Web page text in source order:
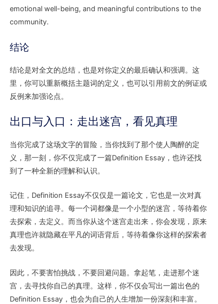
emotional well-being, and meaningful contributions to the
community.
结论
结论是对全文的总结，也是对你定义的最后确认和强调。这
里，你可以重新概括主题词的定义，也可以引用前文的例证或
反例来加强论点。
出口与入口：走出迷宫，看见真理
当你完成了这场文字的冒险，当你找到了那个使人陶醉的定
义，那一刻，你不仅完成了一篇Definition Essay，也许还找
到了一种全新的理解和认识。
记住，Definition Essay不仅仅是一篇论文，它也是一次对真
理和知识的追寻。每一个词都像是一个小型的迷宫，等待着你
去探索，去定义。而当你从这个迷宫走出来，你会发现，原来
真理也许就隐藏在平凡的词语背后，等待着像你这样的探索者
去发现。
因此，不要害怕挑战，不要回避问题。拿起笔，走进那个迷
宫，去寻找你自己的真理。这样，你不仅会写出一篇出色的
Definition Essay，也会为自己的人生增加一份深刻和丰富。